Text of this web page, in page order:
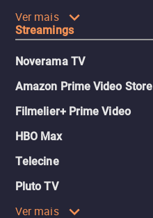
Ver mais
Streamings
Noverama TV
Amazon Prime Video Store
Filmelier+ Prime Video
HBO Max
Telecine
Pluto TV
Ver mais